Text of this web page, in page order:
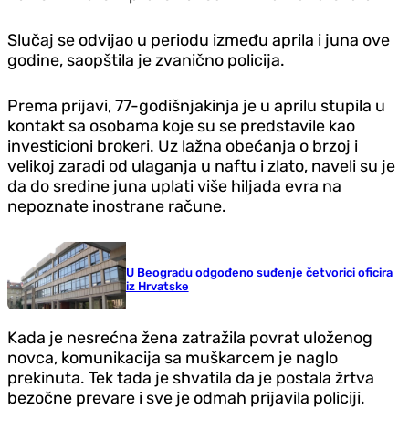
Slučaj se odvijao u periodu između aprila i juna ove
godine, saopštila je zvanično policija.
Prema prijavi, 77-godišnjakinja je u aprilu stupila u
kontakt sa osobama koje su se predstavile kao
investicioni brokeri. Uz lažna obećanja o brzoj i
velikoj zaradi od ulaganja u naftu i zlato, naveli su je
da do sredine juna uplati više hiljada evra na
nepoznate inostrane račune.
U Beogradu odgođeno suđenje četvorici oficira
iz Hrvatske
Kada je nesrećna žena zatražila povrat uloženog
novca, komunikacija sa muškarcem je naglo
prekinuta. Tek tada je shvatila da je postala žrtva
bezočne prevare i sve je odmah prijavila policiji.